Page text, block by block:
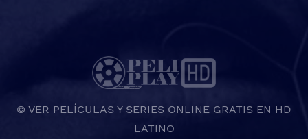
© VER PELÍCULAS Y SERIES ONLINE GRATIS EN HD
LATINO